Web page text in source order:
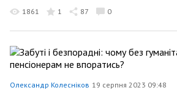
1861 1 87 0
Олександр Колесніков 19 серпня 2023 09:48